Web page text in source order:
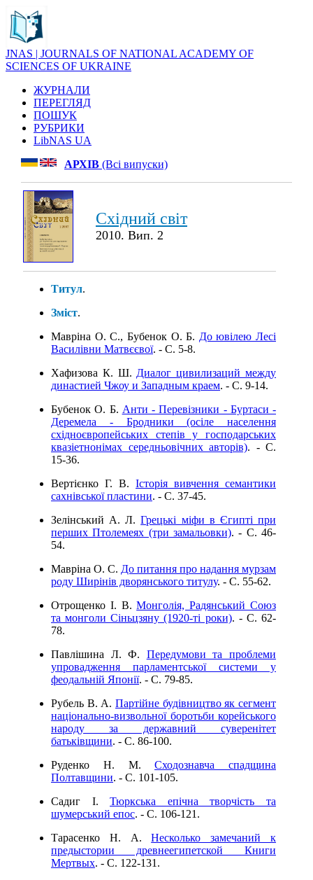
JNAS | JOURNALS OF NATIONAL ACADEMY OF
SCIENCES OF UKRAINE
ЖУРНАЛИ
ПЕРЕГЛЯД
ПОШУК
РУБРИКИ
LibNAS UA
АРХІВ (Всі випуски)
Східний світ
2010. Вип. 2
Титул.
Зміст.
Мавріна О. С., Бубенок О. Б. До ювілею Лесі
Василівни Матвєєвої. - C. 5-8.
Хафизова К. Ш. Диалог цивилизаций между
династией Чжоу и Западным краем. - C. 9-14.
Бубенок О. Б. Анти - Перевізники - Буртаси -
Деремела - Бродники (осіле населення
східноєвропейських степів у господарських
квазіетнонімах середньовічних авторів). - C.
15-36.
Вертієнко Г. В. Історія вивчення семантики
сахнівської пластини. - C. 37-45.
Зелінський А. Л.Грецькі міфи в Єгипті при
перших Птолемеях (три замальовки). - C. 46-
54.
Мавріна О. С. До питання про надання мурзам
роду Ширінів дворянського титулу. - C. 55-62.
Отрощенко І. В.Монголія, Радянський Союз
та монголи Сіньцзяну (1920-ті роки). - C. 62-
78.
Павлішина Л. Ф. Передумови та проблеми
упровадження парламентської системи у
феодальній Японії. - C. 79-85.
Рубель В. А. Партійне будівництво як сегмент
національно-визвольної боротьби корейського
народу за державний суверенітет
батьківщини. - C. 86-100.
Руденко Н. М.Сходознавча спадщина
Полтавщини. - C. 101-105.
Садиг І.Тюркська епічна творчість та
шумерський епос. - C. 106-121.
Тарасенко Н. А.Несколько замечаний к
предыстории древнеегипетской Книги
Мертвых. - C. 122-131.